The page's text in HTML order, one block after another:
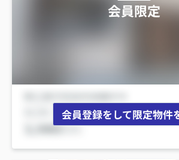
会員限定
会員登録をして限定物件